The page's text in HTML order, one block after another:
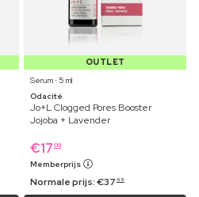
OUTLET
Serum ⋅ 5 ml
Odacité
Jo+L Clogged Pores Booster
Jojoba + Lavender
€17 09
Memberprijs
Normale prijs:€37 69